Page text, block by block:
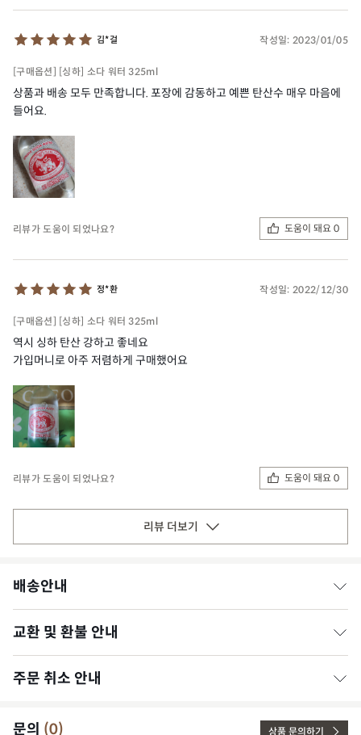
김*걸 작성일: 2023/01/05
[구매옵션] [싱하] 소다 워터 325ml
상품과 배송 모두 만족합니다. 포장에 감동하고 예쁜 탄산수 매우 마음에
들어요.
리뷰가 도움이 되었나요? 도움이 돼요 0
정*환 작성일: 2022/12/30
[구매옵션] [싱하] 소다 워터 325ml
역시 싱하 탄산 강하고 좋네요
가입머니로 아주 저렴하게 구매했어요
리뷰가 도움이 되었나요? 도움이 돼요 0
리뷰 더보기
배송안내
* 일반가공식품은 평일 오후 1시, 과일은 정오(낮 12시)까지 결제
완료 시 당일 출고됩니다. (영업일 기준)
* 주문 폭주 및 날씨 등 예외적인 상황의 경우 출고가 다소 지연될
가 발생합니다.
교환 및 환불 안내
1. 상품에 문제가 있는 경우
상품 수령 후 3개월 이내, 그 사실을 알게 된 날로부터 30일 이내
주문 취소 안내
* 결제 완료 이후 주문 상태가 ‘상품준비중’으로 변경될 경우, 취소
문의 (0) 상품 문의하기